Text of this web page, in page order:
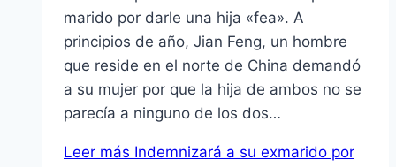
marido por darle una hija «fea». A
principios de año, Jian Feng, un hombre
que reside en el norte de China demandó
a su mujer por que la hija de ambos no se
parecí­a a ninguno de los dos…
Leer más Indemnizará a su exmarido por